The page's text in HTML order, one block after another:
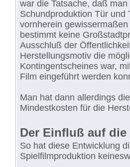
war die Tatsache, daß
Schundproduktion Tür und
vornherein
bestimmt keine
Ausschluß der
Herstellungsmotiv die
Kontingentscheines war,
Film eingeführt werden
Man hat dann allerdings
Mindestkosten für die
Der Einfluß auf
So hat diese Entwicklung
Spielfilmproduktion